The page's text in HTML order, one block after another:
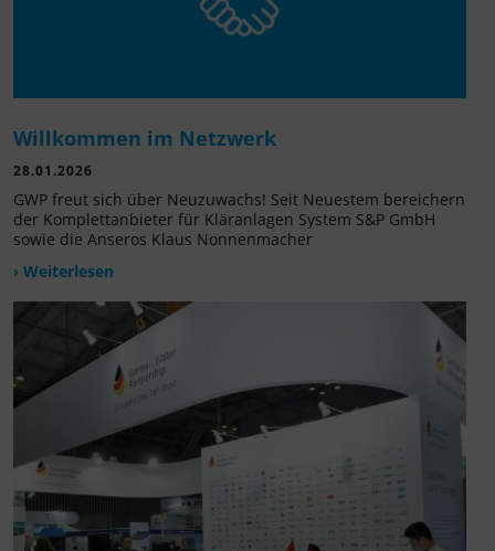
Willkommen im Netzwerk
28.01.2026
GWP freut sich über Neuzuwachs! Seit Neuestem bereichern
der Komplettanbieter für Kläranlagen System S&P GmbH
sowie die Anseros Klaus Nonnenmacher
› Weiterlesen